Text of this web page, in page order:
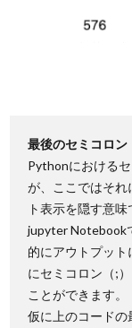
最後のセミコロン
Pythonにおける
が、ここではそ
ト表示を隠す意味
jupyter Notebook
的にアウトプッ
にセミコロン（;
ことができます。
仮に上のコードの